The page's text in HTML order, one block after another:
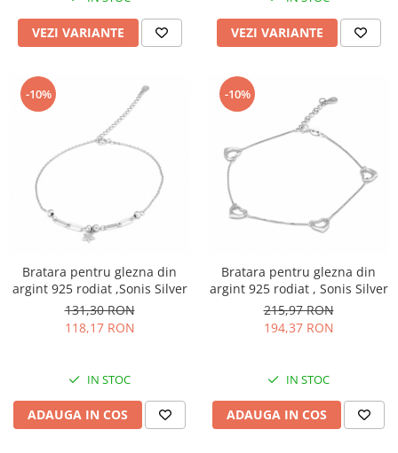
VEZI VARIANTE VEZI VARIANTE
-10%
Bratara pentru glezna din
argint 925 rodiat ,Sonis Silver
131,30 RON
118,17 RON
IN STOC
ADAUGA IN COS
-10%
Bratara pentru glezna din
argint 925 rodiat , Sonis Silver
215,97 RON
194,37 RON
IN STOC
ADAUGA IN COS